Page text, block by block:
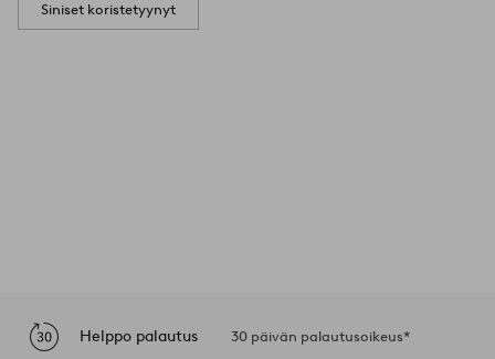
Siniset koristetyynyt
Helppo palautus 30 päivän palautusoikeus*